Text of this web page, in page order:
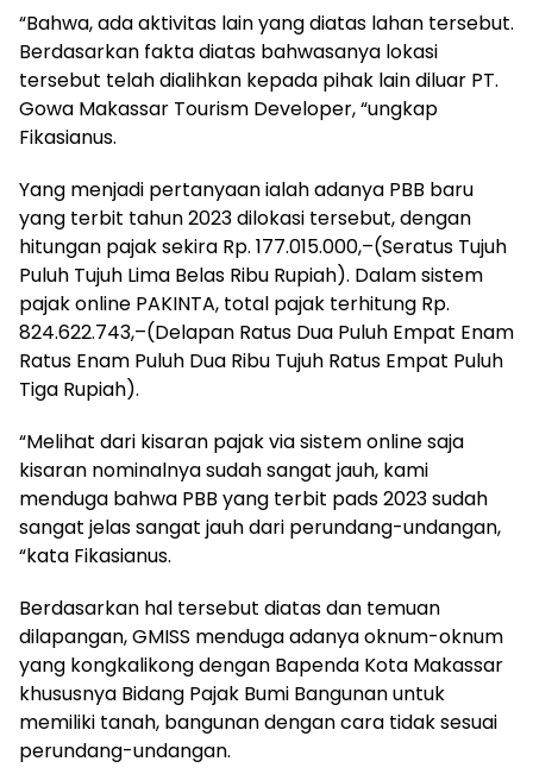
“Bahwa, ada aktivitas lain yang diatas lahan tersebut.
Berdasarkan fakta diatas bahwasanya lokasi
tersebut telah dialihkan kepada pihak lain diluar PT.
Gowa Makassar Tourism Developer, “ungkap
Fikasianus.
Yang menjadi pertanyaan ialah adanya PBB baru
yang terbit tahun 2023 dilokasi tersebut, dengan
hitungan pajak sekira Rp. 177.015.000,–(Seratus Tujuh
Puluh Tujuh Lima Belas Ribu Rupiah). Dalam sistem
pajak online PAKINTA, total pajak terhitung Rp.
824.622.743,–(Delapan Ratus Dua Puluh Empat Enam
Ratus Enam Puluh Dua Ribu Tujuh Ratus Empat Puluh
Tiga Rupiah).
“Melihat dari kisaran pajak via sistem online saja
kisaran nominalnya sudah sangat jauh, kami
menduga bahwa PBB yang terbit pads 2023 sudah
sangat jelas sangat jauh dari perundang-undangan,
“kata Fikasianus.
Berdasarkan hal tersebut diatas dan temuan
dilapangan, GMISS menduga adanya oknum-oknum
yang kongkalikong dengan Bapenda Kota Makassar
khususnya Bidang Pajak Bumi Bangunan untuk
memiliki tanah, bangunan dengan cara tidak sesuai
perundang-undangan.